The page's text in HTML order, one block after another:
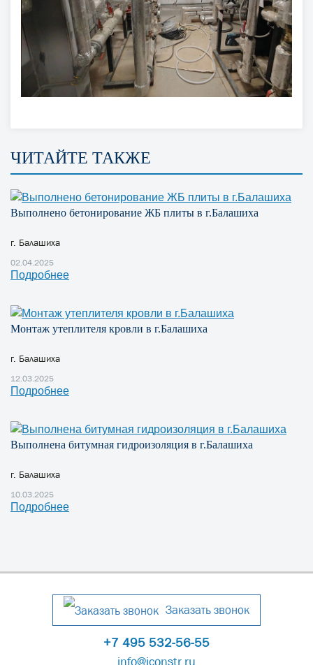
ЧИТАЙТЕ ТАКЖЕ
Выполнено бетонирование ЖБ плиты в г.Балашиха
г. Балашиха
02.04.2025
Подробнее
Монтаж утеплителя кровли в г.Балашиха
г. Балашиха
12.03.2025
Подробнее
Выполнена битумная гидроизоляция в г.Балашиха
г. Балашиха
10.03.2025
Подробнее
Заказать звонок
+7 495 532-56-55
info@iconstr.ru